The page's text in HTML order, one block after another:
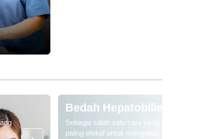
cara
Bedah Hepatobilier
Sebagai salah satu cara yang
paling efektif untuk mengobati